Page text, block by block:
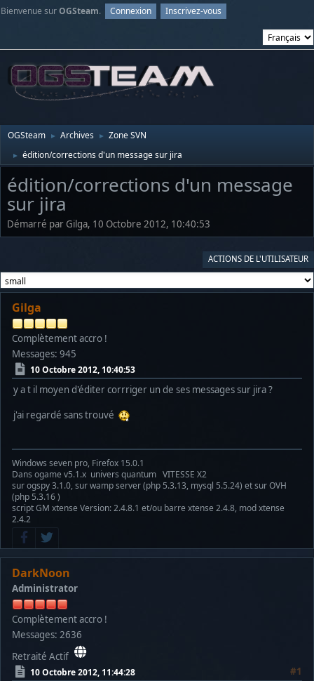
Bienvenue surOGSteam. Connexion Inscrivez-vous
OGSteam ► Archives ► Zone SVN
► édition/corrections d'un message sur jira
édition/corrections d'un message
sur jira
Démarré par Gilga, 10 Octobre 2012, 10:40:53
ACTIONS DE L'UTILISATEUR
Gilga
Complètement accro !
Messages: 945
10 Octobre 2012, 10:40:53
y a t il moyen d'éditer corrriger un de ses messages sur jira ?
j'ai regardé sans trouvé
Windows seven pro, Firefox 15.0.1
Dans ogame v5.1.x univers quantum VITESSE X2
sur ogspy 3.1.0, sur wamp server (php 5.3.13, mysql 5.5.24) et sur OVH
(php 5.3.16 )
script GM xtense Version: 2.4.8.1 et/ou barre xtense 2.4.8, mod xtense
2.4.2
DarkNoon
Administrator
Complètement accro !
Messages: 2636
Retraité Actif
10 Octobre 2012, 11:44:28
#1